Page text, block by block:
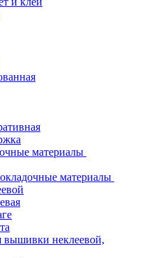
материалы
материалы
вышивки неклеевой,